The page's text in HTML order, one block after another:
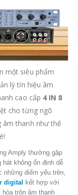
một siêu phẩm
lý tín hiệu âm
cao cấp 4 IN 8
cho từng ngõ
âm thanh như thế
Amply thường gặp
không ổn định dễ
những điểm yếu trên,
digital kết hợp với
trộn âm thanh